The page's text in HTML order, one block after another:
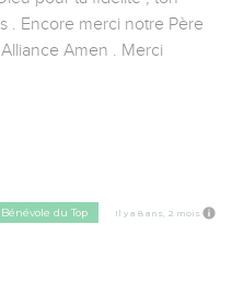
. Encore merci notre Père
Amen . Merci
Bénévole du Top Il y a 8 ans, 2 mois